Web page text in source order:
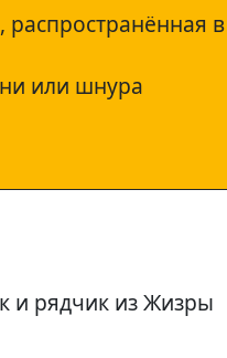
распространённая в
или шнура
и рядчик из Жизры